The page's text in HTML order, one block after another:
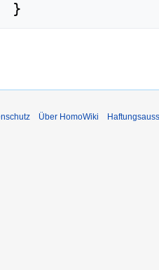
Über HomoWiki